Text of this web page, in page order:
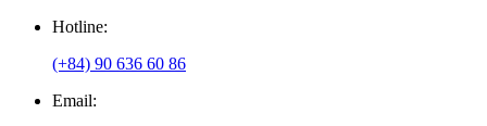
Hotline:
(+84) 90 636 60 86
Email: